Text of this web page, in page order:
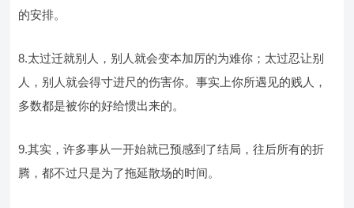
的安排。
8.太过迁就别人，别人就会变本加厉的为难你；太过忍让别
人，别人就会得寸进尺的伤害你。事实上你所遇见的贱人，
多数都是被你的好给惯出来的。
9.其实，许多事从一开始就已预感到了结局，往后所有的折
腾，都不过只是为了拖延散场的时间。